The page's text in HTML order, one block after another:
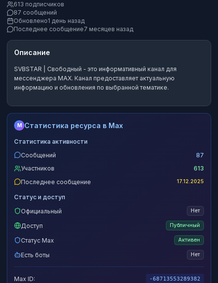
613 подписчиков
87 сообщений
Обновлено1 день назад
Последнее сообщение7 месяцев назад
Описание
SVBSTAR | Свободный - это информативный канал для
мессенджера MAX. Канал предоставляет актуальную
информацию и обновления по выбранной тематике.
M Статистика ресурса в Max
Статистика активности
Сообщений
87
Участников
613
Последнее сообщение
17.12.2025
Статус и доступ
Официальный
Нет
Доступ Публичный
Статус Max Активен
Есть боты Нет
Max ID: -68713553289382